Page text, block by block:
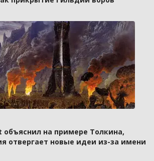
объяснил на примере Толкина,
отвергает новые идеи из-за имени